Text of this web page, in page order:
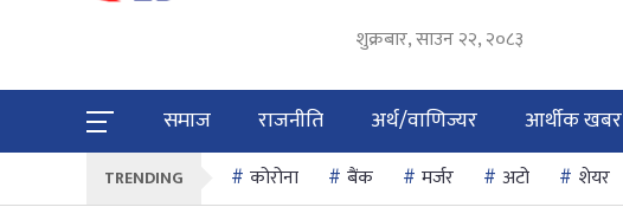
शुक्रबार, साउन २२, २०८३
समाज राजनीति अर्थ/वाणिज्यर आर्थीक खबर
TRENDING कोरोना बैंक मर्जर अटो शेयर